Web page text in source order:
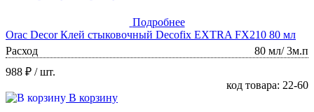
Подробнее
Orac Decor Клей стыковочный Decofix EXTRA FX210 80 мл
Расход
80 мл/ 3м.п
988 ₽ / шт.
код товара: 22-60
В корзину